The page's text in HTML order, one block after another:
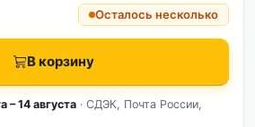
Осталось несколько
В корзину
– 14 августа · СДЭК, Почта России,